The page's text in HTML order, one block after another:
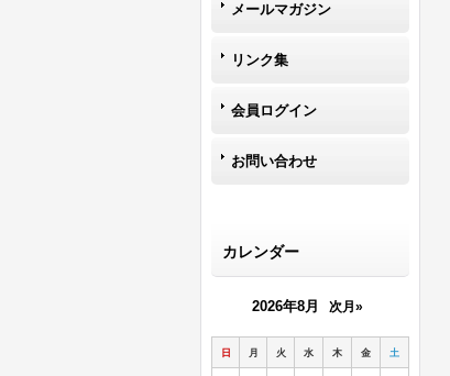
メールマガジン
リンク集
会員ログイン
お問い合わせ
カレンダー
2026年8月 次月»
日 月 火 水 木 金 土